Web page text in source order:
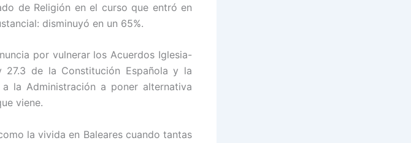
de Religión en el curso que entró en
disminuyó en un 65%.
por vulnerar los Acuerdos Iglesia-
de la Constitución Española y la
la Administración a poner alternativa
viene.
la vivida en Baleares cuando tantas